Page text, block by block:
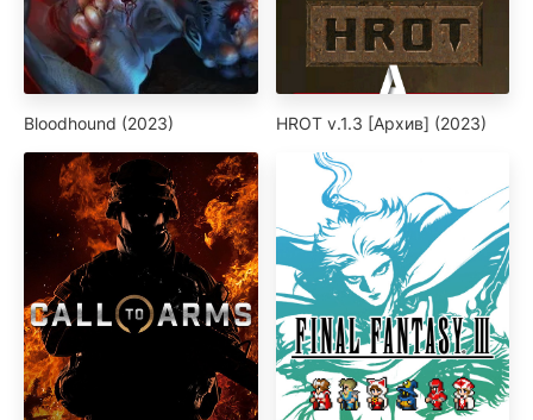
Bloodhound (2023) HROT v.1.3 [Архив] (2023)